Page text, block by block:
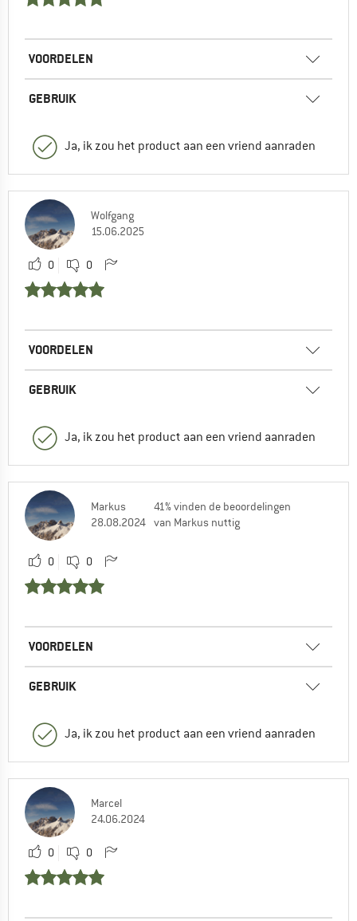
VOORDELEN
GEBRUIK
Ja, ik zou het product aan een vriend aanraden
Wolfgang
15.06.2025
0 0
VOORDELEN
GEBRUIK
Ja, ik zou het product aan een vriend aanraden
Markus
28.08.2024
41% vinden de beoordelingen
van Markus nuttig
0 0
VOORDELEN
GEBRUIK
Ja, ik zou het product aan een vriend aanraden
Marcel
24.06.2024
0 0